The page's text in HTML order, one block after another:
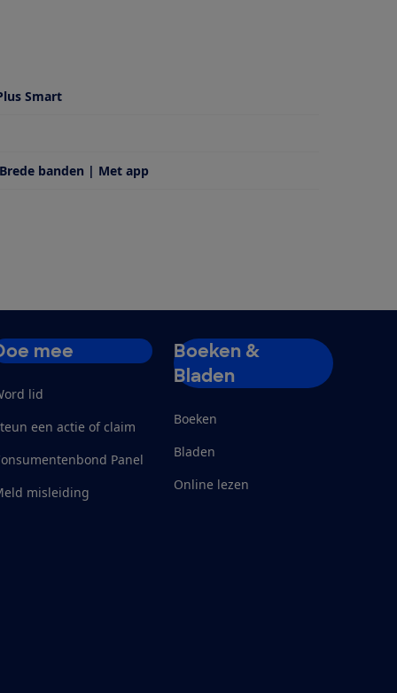
Smart
banden | Met app
mee
lid
een actie of claim
Panel
misleiding
Boeken &
Bladen
Boeken
Bladen
Online lezen